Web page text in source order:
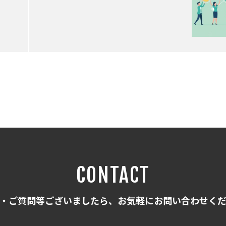
CONTACT
ご質問等ございましたら、お気軽にお問い合わせく